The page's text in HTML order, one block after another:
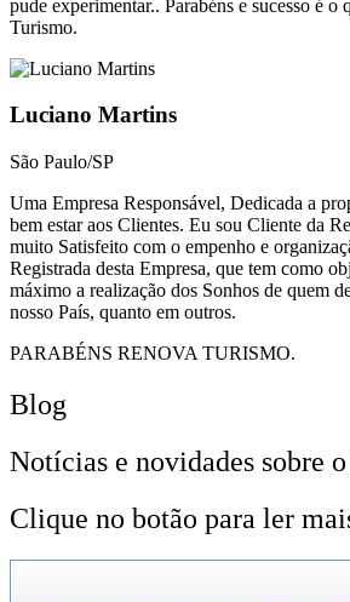
pude experimentar.. Parabéns e sucesso é o
Turismo.
Luciano Martins
São Paulo/SP
Uma Empresa Responsável, Dedicada a
bem estar aos Clientes. Eu sou Cliente da
muito Satisfeito com o empenho e
Registrada desta Empresa, que tem como
máximo a realização dos Sonhos de quem
nosso País, quanto em outros.
PARABÉNS RENOVA TURISMO.
Blog
Notícias e novidades sobre
Clique no botão para ler